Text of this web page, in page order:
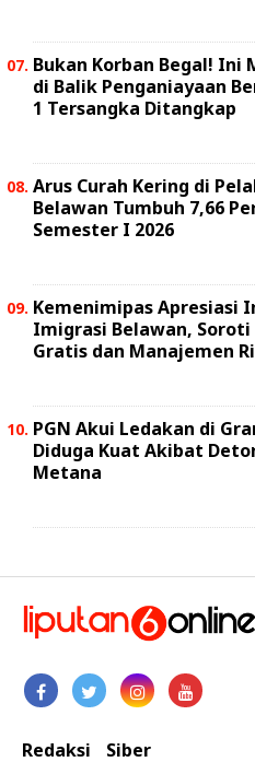
Bukan Korban Begal! Ini
di Balik Penganiayaan
1 Tersangka Ditangkap
Arus Curah Kering di
Belawan Tumbuh 7,66
Semester I 2026
Kemenimipas Apresiasi
Imigrasi Belawan, Soroti
Gratis dan Manajemen
PGN Akui Ledakan di
Diduga Kuat Akibat
Metana
Redaksi Siber